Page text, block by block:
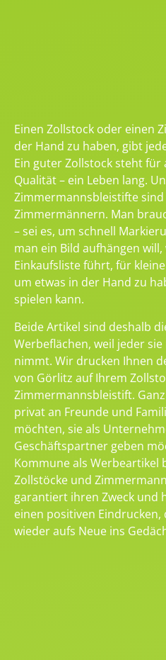
Einen Zollstock oder einen
der Hand zu haben, gibt
Ein guter Zollstock steht
Qualität – ein Leben lang.
Zimmermannsbleistifte
Zimmermännern. Man
– sei es, um schnell
man ein Bild aufhängen
Einkaufsliste führt, für
um etwas in der Hand zu
spielen kann.
Beide Artikel sind deshalb
Werbeflächen, weil jeder
nimmt. Wir drucken Ihnen
von Görlitz auf Ihrem
Zimmermannsbleistift.
privat an Freunde und
möchten, sie als
Geschäftspartner geben
Kommune als Werbeartikel
Zollstöcke und
garantiert ihren Zweck und
einen positiven
wieder aufs Neue ins